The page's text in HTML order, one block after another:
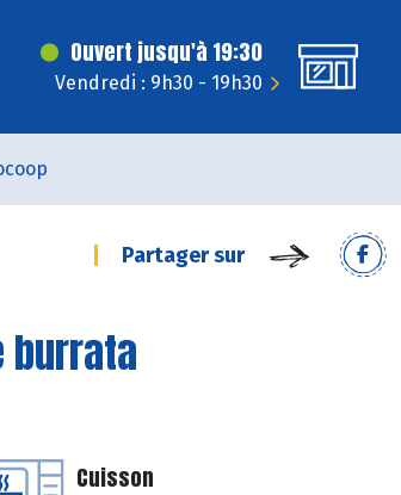
Ouvert jusqu'à 19:30
Vendredi : 9h30 - 19h30
Partager sur
burrata
Cuisson